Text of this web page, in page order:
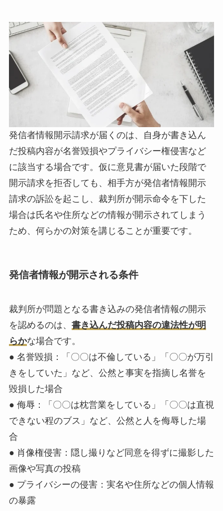
発信者情報開示請求が届くのは、自身が書き込ん
だ投稿内容が名誉毀損やプライバシー権侵害など
に該当する場合です。仮に意見書が届いた段階で
開示請求を拒否しても、相手方が発信者情報開示
請求の訴訟を起こし、裁判所が開示命令を下した
場合は氏名や住所などの情報が開示されてしまう
ため、何らかの対策を講じることが重要です。
発信者情報が開示される条件
裁判所が問題となる書き込みの発信者情報の開示
を認めるのは、 書き込んだ投稿内容の違法性が明
らかな場合です。
● 名誉毀損：「〇〇は不倫している」「〇〇が万引
きをしていた」など、公然と事実を指摘し名誉を
毀損した場合
● 侮辱：「〇〇は枕営業をしている」「〇〇は直視
できない程のブス」など、公然と人を侮辱した場
合
● 肖像権侵害：隠し撮りなど同意を得ずに撮影した
画像や写真の投稿
● プライバシーの侵害：実名や住所などの個人情報
の暴露